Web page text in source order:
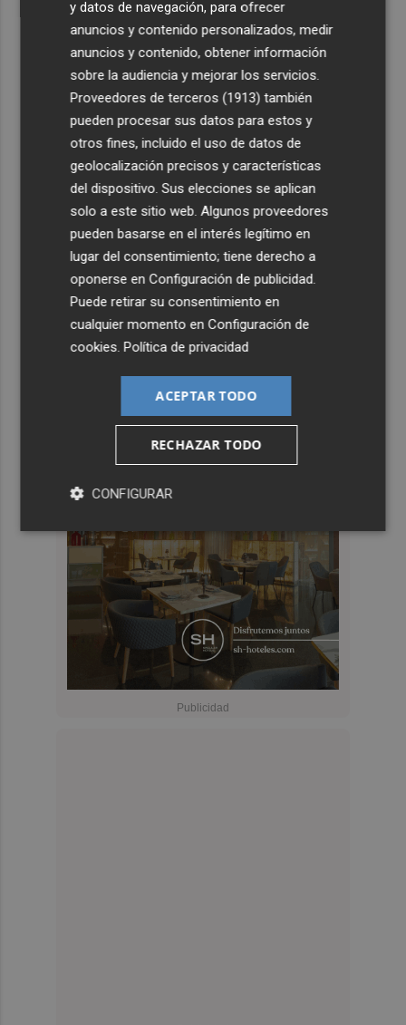
y datos de navegación, para ofrecer
anuncios y contenido personalizados, medir
anuncios y contenido, obtener información
sobre la audiencia y mejorar los servicios.
Proveedores de terceros (1913) también
pueden procesar sus datos para estos y
otros fines, incluido el uso de datos de
geolocalización precisos y características
del dispositivo. Sus elecciones se aplican
solo a este sitio web. Algunos proveedores
pueden basarse en el interés legítimo en
lugar del consentimiento; tiene derecho a
oponerse enConfiguración de publicidad
Puede retirar su consentimiento en
cualquier momento enConfiguración de
cookies .Política de privacidad
ACEPTAR TODO
RECHAZAR TODO
CONFIGURAR